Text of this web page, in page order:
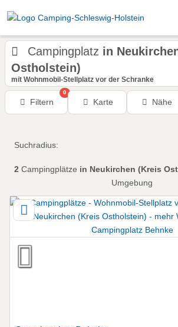
Campingplatz in
Ostholstein)
mit Wohnmobil-Stellplatz vor der Schranke
Filtern
0
Karte Nähe
Suchradius:
2 Campingplätze in Neukirchen (Kreis
Umgebung